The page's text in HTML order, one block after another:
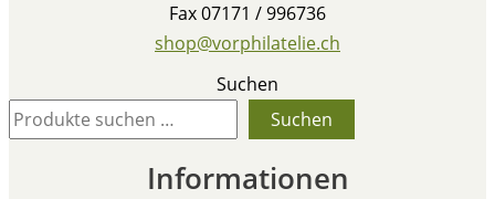
Fax 07171 / 996736
shop@vorphilatelie.ch
Suchen
Suchen
Informationen